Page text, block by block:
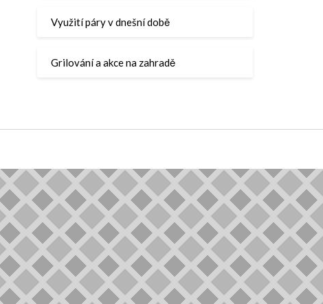
Využití páry v dnešní době
Grilování a akce na zahradě